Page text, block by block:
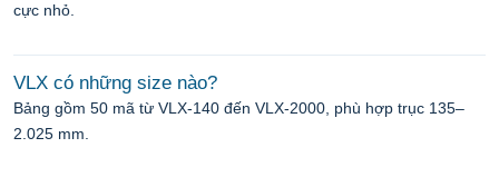
cực nhỏ.
VLX có những size nào?
Bảng gồm 50 mã từ VLX-140 đến VLX-2000, phù hợp trục 135–
2.025 mm.